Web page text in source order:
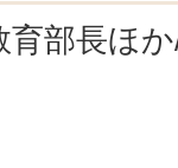
育部長ほ